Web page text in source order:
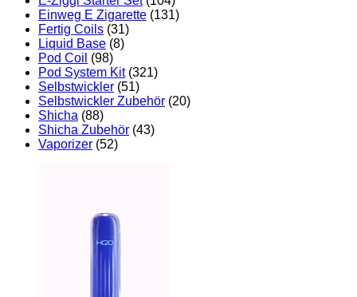
Einweg E Zigarette (131)
Fertig Coils (31)
Liquid Base (8)
Pod Coil (98)
Pod System Kit (321)
Selbstwickler (51)
Selbstwickler Zubehör (20)
Shicha (88)
Shicha Zubehör (43)
Vaporizer (52)